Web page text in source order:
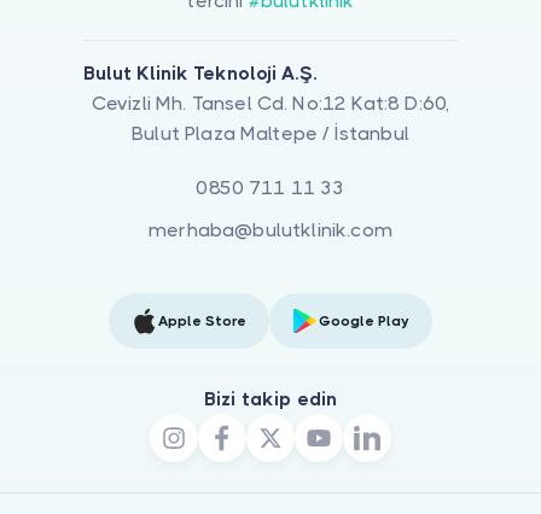
Bulut Klinik Teknoloji A.Ş.
Cevizli Mh. Tansel Cd. No:12 Kat:8 D:60,
Bulut Plaza Maltepe / İstanbul
0850 711 11 33
merhaba@bulutklinik.com
Apple Store Google Play
Bizi takip edin